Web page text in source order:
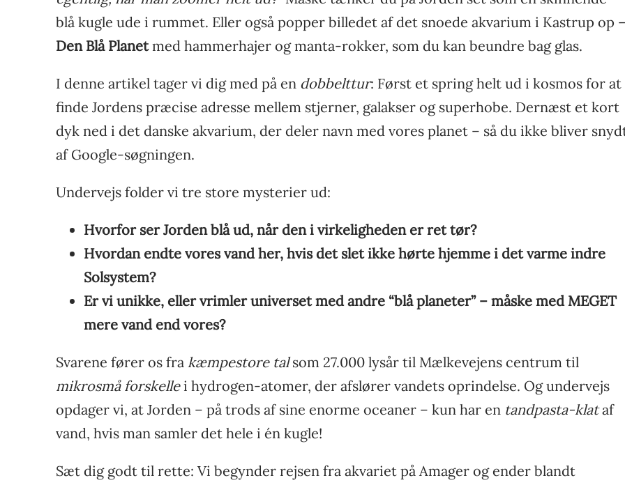
blå kugle ude i rummet. Eller også popper billedet af det snoede akvarium i Kastrup op
Den Blå Planetmed hammerhajer og manta-rokker, som du kan beundre bag glas.
I denne artikel tager vi dig med på en dobbelttur: Først et spring helt ud i kosmos for at
finde Jordens præcise adresse mellem stjerner, galakser og superhobe. Dernæst et kort
dyk ned i det danske akvarium, der deler navn med vores planet – så du ikke bliver
af Google-søgningen.
Undervejs folder vi tre store mysterier ud:
Hvorfor ser Jorden blå ud, når den i virkeligheden er ret tør?
Hvordan endte vores vand her, hvis det slet ikke hørte hjemme i det varme indre
Solsystem?
Er vi unikke, eller vrimler universet med andre “blå planeter” – måske med MEGET
mere vand end vores?
Svarene fører os fra kæmpestore talsom 27.000 lysår til Mælkevejens centrum til
mikrosmå forskellei hydrogen-atomer, der afslører vandets oprindelse. Og undervejs
opdager vi, at Jorden – på trods af sine enorme oceaner – kun har en tandpasta-klataf
vand, hvis man samler det hele i én kugle!
Sæt dig godt til rette: Vi begynder rejsen fra akvariet på Amager og ender blandt